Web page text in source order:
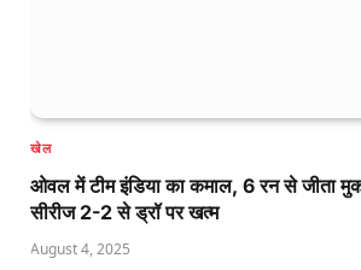
खेल
ओवल में टीम इंडिया का कमाल, 6 रन से जीता
सीरीज 2-2 से ड्रॉ पर खत्म
August 4, 2025